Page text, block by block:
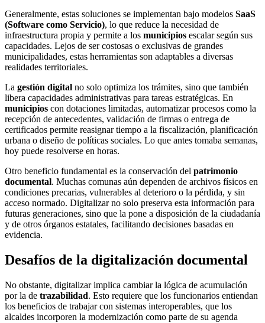
Generalmente, estas soluciones se implementan bajo modelos SaaS
(Software como Servicio), lo que reduce la necesidad de
infraestructura propia y permite a los municipios escalar según sus
capacidades. Lejos de ser costosas o exclusivas de grandes
municipalidades, estas herramientas son adaptables a diversas
realidades territoriales.
La gestión digital no solo optimiza los trámites, sino que también
libera capacidades administrativas para tareas estratégicas. En
municipios con dotaciones limitadas, automatizar procesos como la
recepción de antecedentes, validación de firmas o entrega de
certificados permite reasignar tiempo a la fiscalización, planificación
urbana o diseño de políticas sociales. Lo que antes tomaba semanas,
hoy puede resolverse en horas.
Otro beneficio fundamental es la conservación del patrimonio
documental. Muchas comunas aún dependen de archivos físicos en
condiciones precarias, vulnerables al deterioro o la pérdida, y sin
acceso normado. Digitalizar no solo preserva esta información para
futuras generaciones, sino que la pone a disposición de la ciudadanía
y de otros órganos estatales, facilitando decisiones basadas en
evidencia.
Desafíos de la digitalización documental
No obstante, digitalizar implica cambiar la lógica de acumulación
por la de trazabilidad. Esto requiere que los funcionarios entiendan
los beneficios de trabajar con sistemas interoperables, que los
alcaldes incorporen la modernización como parte de su agenda